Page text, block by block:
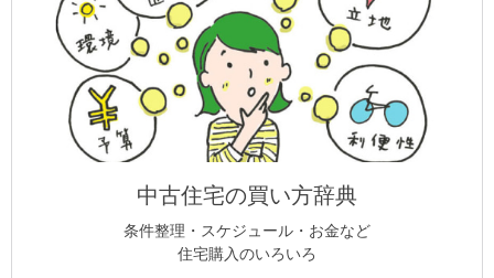
中古住宅の買い方辞典
条件整理・スケジュール・お金など
住宅購入のいろいろ